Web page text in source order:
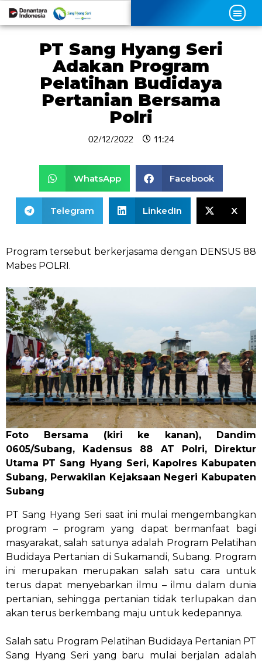
PT Sang Hyang Seri
Adakan Program
Pelatihan Budidaya
Pertanian Bersama
Polri
02/12/2022 11:24
WhatsApp Facebook
Telegram LinkedIn X
Program tersebut berkerjasama dengan DENSUS 88
Mabes POLRI.
Foto Bersama (kiri ke kanan), Dandim
0605/Subang, Kadensus 88 AT Polri, Direktur
Utama PT Sang Hyang Seri, Kapolres Kabupaten
Subang, Perwakilan Kejaksaan Negeri Kabupaten
Subang
PT Sang Hyang Seri saat ini mulai mengembangkan
program – program yang dapat bermanfaat bagi
masyarakat, salah satunya adalah Program Pelatihan
Budidaya Pertanian di Sukamandi, Subang. Program
ini merupakan merupakan salah satu cara untuk
terus dapat menyebarkan ilmu – ilmu dalam dunia
pertanian, sehingga pertanian tidak terlupakan dan
akan terus berkembang maju untuk kedepannya.
Salah satu Program Pelatihan Budidaya Pertanian PT
Sang Hyang Seri yang baru mulai berjalan adalah